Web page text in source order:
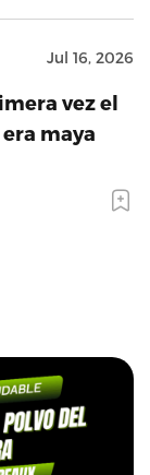
Jul 16, 2026
vez el
maya